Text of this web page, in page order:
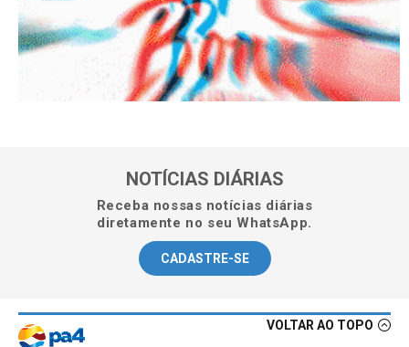
NOTÍCIAS DIÁRIAS
Receba nossas notícias diárias
diretamente no seu WhatsApp.
CADASTRE-SE
VOLTAR AO TOPO